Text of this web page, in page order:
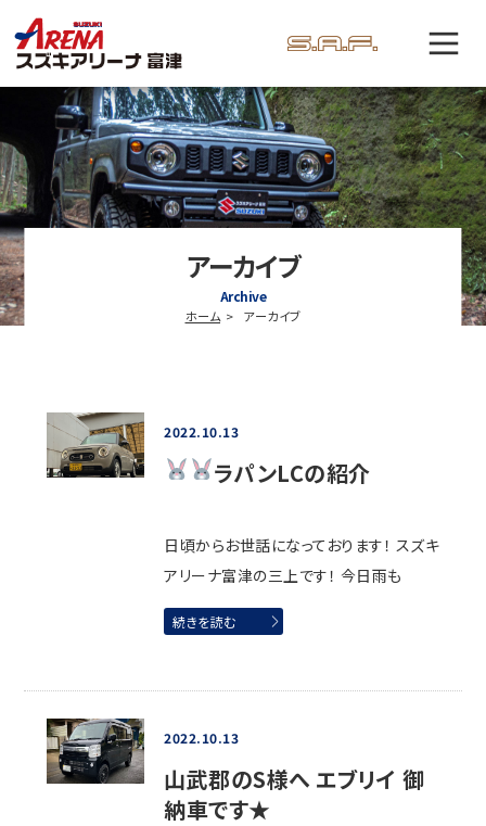
アーカイブ
Archive
ホーム アーカイブ
2022.10.13
ラパンLCの紹介
日頃からお世話になっております！ スズキ
アリーナ富津の三上です！ 今日雨も
続きを読む
2022.10.13
山武郡のS様へ エブリイ 御
納車です★